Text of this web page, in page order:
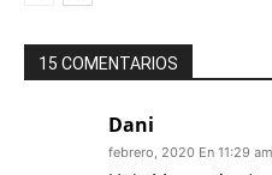
15 COMENTARIOS
Dani
febrero, 2020 En 11:29 am